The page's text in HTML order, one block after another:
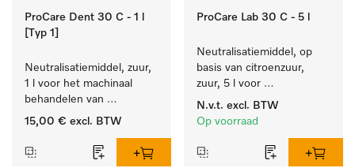
ProCare Dent 30 C - 1 l
[Typ 1]
Neutralisatiemiddel, zuur,
1 l voor het machinaal
behandelen van
tandheelkundige- en
15,00 € excl. BTW
ProCare Lab 30 C - 5 l
Neutralisatiemiddel, op
basis van citroenzuur,
zuur, 5 l voor
materiaalbesparende,
machinale reiniging van
gerei.
N.v.t. excl. BTW
Op voorraad